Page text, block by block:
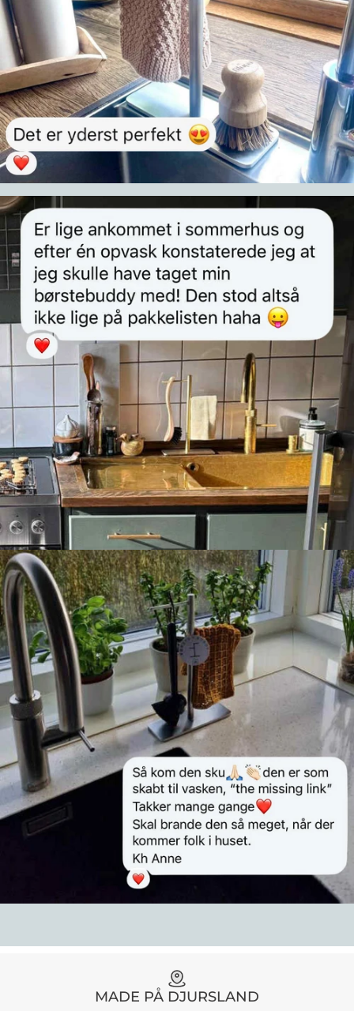
MADE PÅ DJURSLAND